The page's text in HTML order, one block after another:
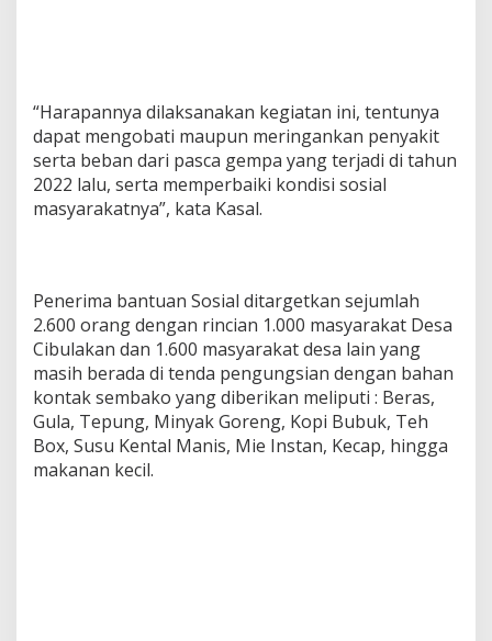
“Harapannya dilaksanakan kegiatan ini, tentunya
dapat mengobati maupun meringankan penyakit
serta beban dari pasca gempa yang terjadi di tahun
2022 lalu, serta memperbaiki kondisi sosial
masyarakatnya”, kata Kasal.
Penerima bantuan Sosial ditargetkan sejumlah
2.600 orang dengan rincian 1.000 masyarakat Desa
Cibulakan dan 1.600 masyarakat desa lain yang
masih berada di tenda pengungsian dengan bahan
kontak sembako yang diberikan meliputi : Beras,
Gula, Tepung, Minyak Goreng, Kopi Bubuk, Teh
Box, Susu Kental Manis, Mie Instan, Kecap, hingga
makanan kecil.